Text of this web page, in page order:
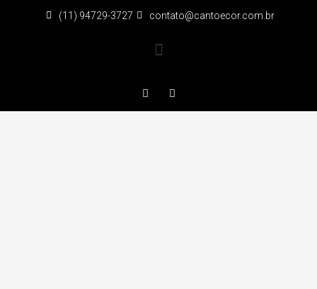
(11) 94729-3727 contato@cantoecor.com.br